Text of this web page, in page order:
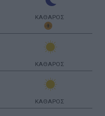
ΚΑΘΑΡΟΣ
ΚΑΘΑΡΟΣ
ΚΑΘΑΡΟΣ